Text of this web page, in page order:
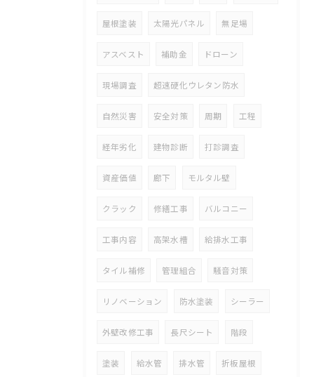
屋根塗装 太陽光パネル 無足場
アスベスト 補助金 ドローン
現場調査 超速硬化ウレタン防水
自然災害 安全対策 周期 工程
経年劣化 建物診断 打診調査
資産価値 廊下 モルタル壁
クラック 修繕工事 バルコニー
工事内容 高架水槽 給排水工事
タイル補修 管理組合 騒音対策
リノベーション 防水塗装 シーラー
外壁改修工事 長尺シート 階段
塗装 給水管 排水管 折板屋根